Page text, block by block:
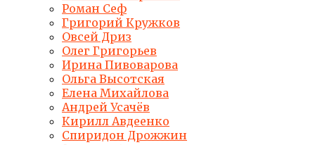
Роман Сеф
Григорий Кружков
Овсей Дриз
Олег Григорьев
Ирина Пивоварова
Ольга Высотская
Елена Михайлова
Андрей Усачёв
Кирилл Авдеенко
Спиридон Дрожжин